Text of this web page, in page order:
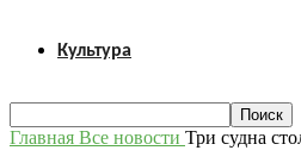
Культура
Главная Все новости Три судна